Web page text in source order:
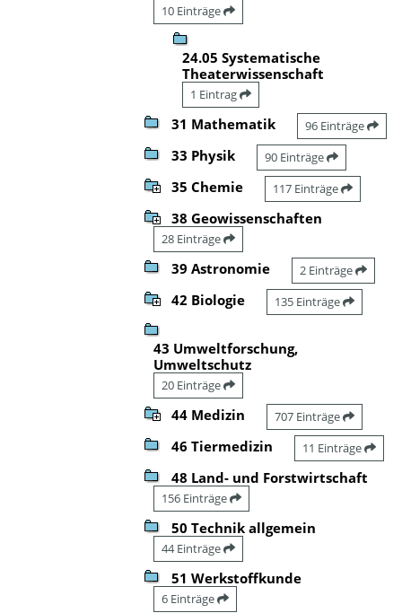
10 Einträge
24.05 Systematische
Theaterwissenschaft
1 Eintrag
31 Mathematik 96 Einträge
33 Physik 90 Einträge
35 Chemie 117 Einträge
38 Geowissenschaften
28 Einträge
39 Astronomie 2 Einträge
42 Biologie 135 Einträge
43 Umweltforschung,
Umweltschutz
20 Einträge
44 Medizin 707 Einträge
46 Tiermedizin 11 Einträge
48 Land- und Forstwirtschaft
156 Einträge
50 Technik allgemein
44 Einträge
51 Werkstoffkunde
6 Einträge